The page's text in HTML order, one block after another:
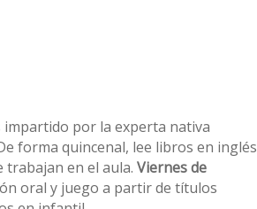
impartido por la experta nativa
forma quincenal, lee libros en inglés
trabajan en el aula. Viernes de
oral y juego a partir de títulos